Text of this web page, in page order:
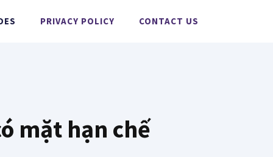
PRIVACY POLICY CONTACT US
mặt hạn chế